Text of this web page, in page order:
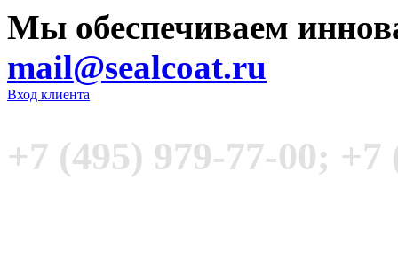
Мы обеспечиваем
mail@sealcoat.ru
Вход клиента
+7 (495) 979-77-00; +7